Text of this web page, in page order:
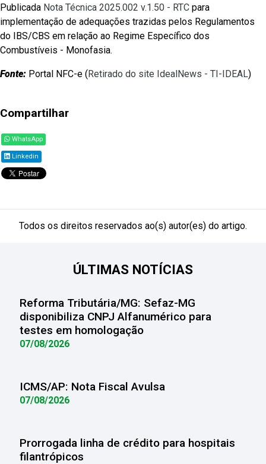
Publicada Nota Técnica 2025.002 v.1.50 - RTC para
implementação de adequações trazidas pelos Regulamentos
do IBS/CBS em relação ao Regime Específico dos
Combustíveis - Monofasia.
Fonte: Portal NFC-e (Retirado do site IdealNews - TI-IDEAL)
Compartilhar
WhatsApp
Linkedin
Todos os direitos reservados ao(s) autor(es) do artigo.
ÚLTIMAS NOTÍCIAS
Reforma Tributária/MG: Sefaz-MG
disponibiliza CNPJ Alfanumérico para
testes em homologação
07/08/2026
ICMS/AP: Nota Fiscal Avulsa
07/08/2026
Prorrogada linha de crédito para hospitais
filantrópicos